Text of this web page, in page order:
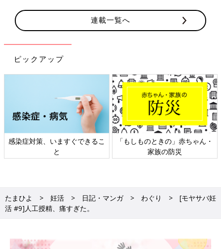
ップ、いつするか。
性。
連載一覧へ
ピックアップ
感染症対策、いますぐできるこ
と
「もしものときの」赤ちゃん・
家族の防災
たまひよ 妊活 日記・マンガ わぐり
[モヤサバ妊
活 #9]人工授精、痛すぎた。